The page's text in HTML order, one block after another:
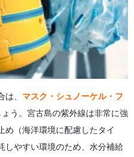
、 マスク・シュノーケル・フ
う。宮古島の紫外線は非常に強
め（海洋環境に配慮したタイ
しやすい環境のため、水分補給